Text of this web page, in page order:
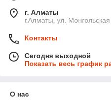
г. Алматы
г.Алматы, ул.
Контакты
Сегодня выходной
Показать весь график
О нас